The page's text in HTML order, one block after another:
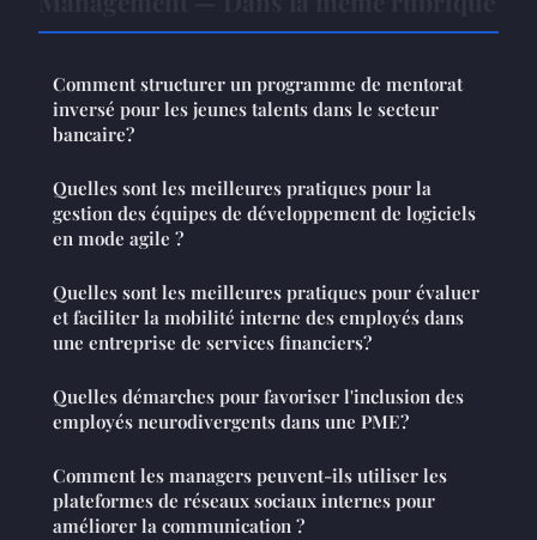
Comment structurer un programme de mentorat
inversé pour les jeunes talents dans le secteur
bancaire?
Quelles sont les meilleures pratiques pour la
gestion des équipes de développement de logiciels
en mode agile ?
Quelles sont les meilleures pratiques pour évaluer
et faciliter la mobilité interne des employés dans
une entreprise de services financiers?
Quelles démarches pour favoriser l'inclusion des
employés neurodivergents dans une PME?
Comment les managers peuvent-ils utiliser les
plateformes de réseaux sociaux internes pour
améliorer la communication ?